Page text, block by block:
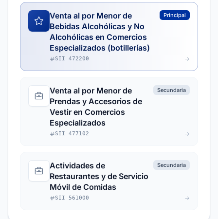
Venta al por Menor de
Bebidas Alcohólicas y No
Alcohólicas en Comercios
Especializados (botillerías)
Principal
SII 472200
Venta al por Menor de
Prendas y Accesorios de
Vestir en Comercios
Especializados
Secundaria
SII 477102
Actividades de
Restaurantes y de Servicio
Móvil de Comidas
Secundaria
SII 561000